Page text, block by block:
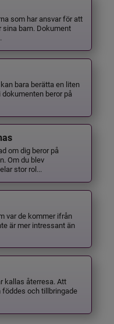
som har ansvar för att
barn. Dokument
bara berätta en liten
beror på
om dig beror på
Om du blev
stor rol...
var de kommer ifrån
är mer intressant än
kallas återresa. Att
och tillbringade